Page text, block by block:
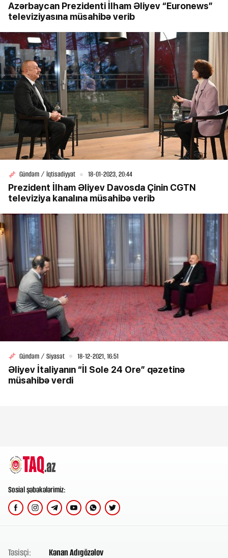
Azərbaycan Prezidenti İlham Əliyev “Euronews”
televiziyasına müsahibə verib
Gündəm / İqtisadiyyat 18-01-2023, 20:44
Prezident İlham Əliyev Davosda Çinin CGTN
televiziya kanalına müsahibə verib
Gündəm / Siyasət 18-12-2021, 16:51
Əliyev İtaliyanın “İl Sole 24 Ore” qəzetinə
müsahibə verdi
Sosial şəbəkələrimiz:
Təsisçi: Kənan Adıgözəlov